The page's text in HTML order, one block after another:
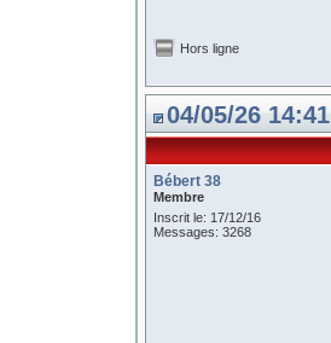
Hors ligne
04/05/26 14:41
Bébert 38
Membre
Inscrit le: 17/12/16
Messages: 3268